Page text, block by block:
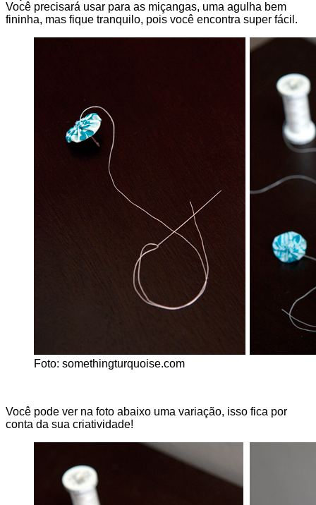
Você precisará usar para as miçangas, uma agulha bem
fininha, mas fique tranquilo, pois você encontra super fácil.
Foto: somethingturquoise.com
Você pode ver na foto abaixo uma variação, isso fica por
conta da sua criatividade!